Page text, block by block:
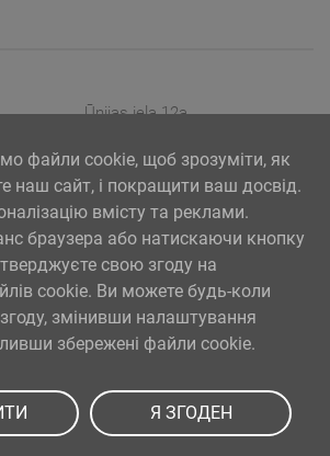
Ūnijas iela 12a,
5. februārī ir noslēdzis līgumu Nr. 17.1-1-L-
Investīciju un attīstības aģentūru par
pasākuma “Atbalsts MVU inovatīvas
файли cookie, щоб зрозуміти, як
наш сайт, і покращити ваш досвід.
вмісту та реклами.
браузера або натискаючи кнопку
свою згоду на
cookie. Ви можете будь-коли
змінивши налаштування
збережені файли cookie.
Я ЗГОДЕН